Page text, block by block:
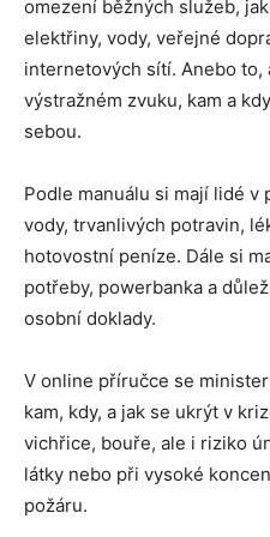
omezení běžných služeb,
elektřiny, vody, veřejné
internetových sítí. Anebo
výstražném zvuku, kam a
sebou.
Podle manuálu si mají lidé
vody, trvanlivých potravin,
hotovostní peníze. Dále si
potřeby, powerbanka a
osobní doklady.
V online příručce se
kam, kdy, a jak se ukrýt v
vichřice, bouře, ale i riziko
látky nebo při vysoké
požáru.